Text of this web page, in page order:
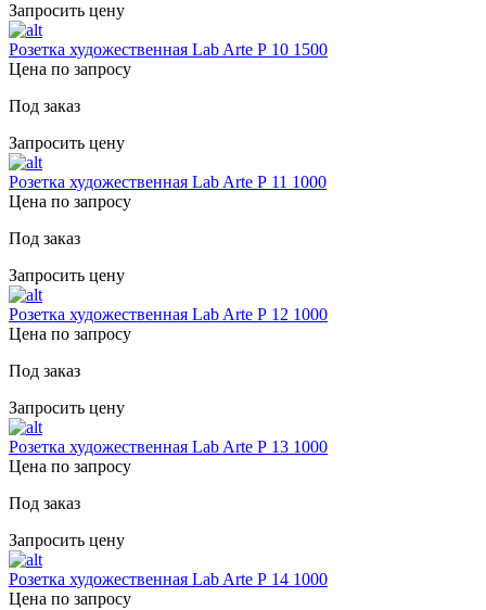
Запросить цену
Розетка художественная Lab Arte Р 10 1500
Цена по запросу
Под заказ
Запросить цену
Розетка художественная Lab Arte Р 11 1000
Цена по запросу
Под заказ
Запросить цену
Розетка художественная Lab Arte Р 12 1000
Цена по запросу
Под заказ
Запросить цену
Розетка художественная Lab Arte Р 13 1000
Цена по запросу
Под заказ
Запросить цену
Розетка художественная Lab Arte Р 14 1000
Цена по запросу